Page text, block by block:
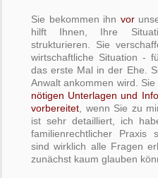
Sie bekommen ihn vor
hilft Ihnen, Ihre
strukturieren. Sie
wirtschaftliche Situation -
das erste Mal in der Ehe.
Anwalt ankommen wird.
nötigen Unterlagen und
vorbereitet , wenn Sie zu
ist sehr detailliert, ich
familienrechtlicher Praxis
sind wirklich alle Fragen
zunächst kaum glauben